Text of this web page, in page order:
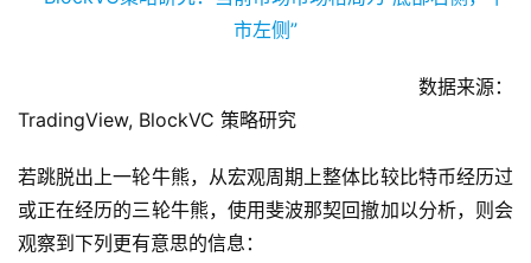
数据来源：
若跳脱出上一轮牛熊，从宏观周期上整体比较比特币经历过
或正在经历的三轮牛熊，使用斐波那契回撤加以分析，则会